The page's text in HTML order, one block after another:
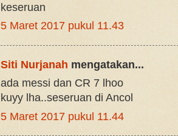
keseruan
5 Maret 2017 pukul 11.43
Siti Nurjanah mengatakan...
ada messi dan CR 7 lhoo
kuyy lha..seseruan di Ancol
5 Maret 2017 pukul 11.44